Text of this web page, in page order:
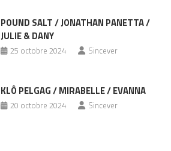
POUND SALT / JONATHAN PANETTA /
JULIE & DANY
25 octobre 2024 Sincever
KLÔ PELGAG / MIRABELLE / EVANNA
20 octobre 2024 Sincever